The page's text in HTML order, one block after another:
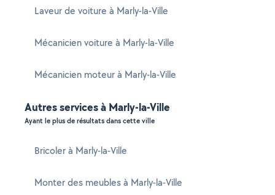
Laveur de voiture à Marly-la-Ville
Mécanicien voiture à Marly-la-Ville
Mécanicien moteur à Marly-la-Ville
Autres services à Marly-la-Ville
Ayant le plus de résultats dans cette ville
Bricoler à Marly-la-Ville
Monter des meubles à Marly-la-Ville